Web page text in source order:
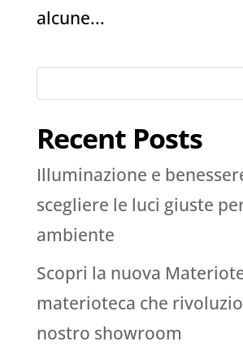
alcune...
Recent Posts
Illuminazione e
scegliere le luci giuste
ambiente
Scopri la nuova
materioteca che
nostro showroom